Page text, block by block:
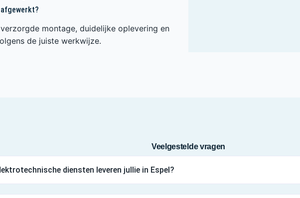
montage, duidelijke oplevering en
de juiste werkwijze.
Veelgestelde vragen
diensten leveren jullie in Espel?